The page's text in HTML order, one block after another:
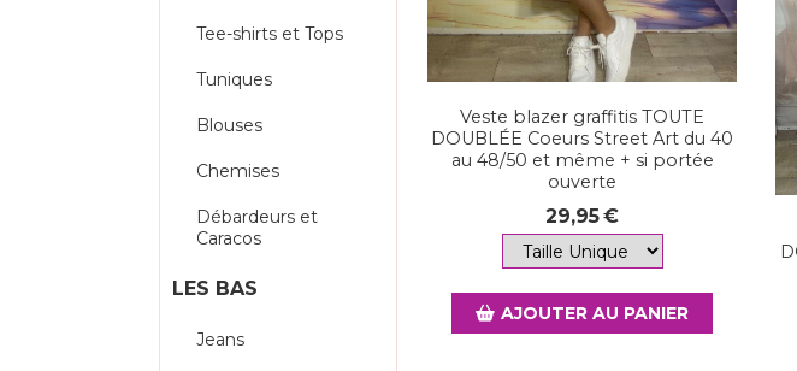
Tee-shirts et Tops
Tuniques
Blouses
Chemises
Débardeurs et
Caracos
LES BAS
Jeans
Veste blazer graffitis TOUTE
DOUBLÉE Coeurs Street Art du 40
au 48/50 et même + si portée
ouverte
29,95€
AJOUTER AU PANIER